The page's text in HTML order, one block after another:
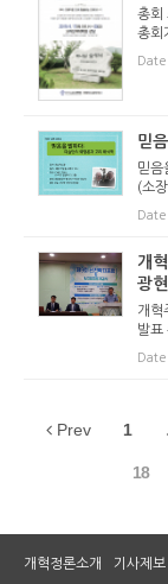
총회
총회
대
게
Date
믿
믿음
(소
과
ny
Date
개
광
개혁
발표
두
15
Date
Prev 1
18
개혁정론소개 기사제보